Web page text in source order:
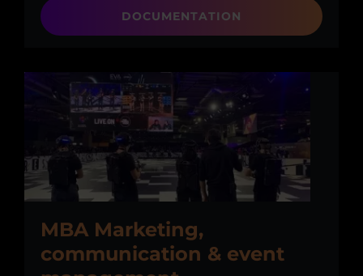
DOCUMENTATION
MBA Marketing,
communication & event